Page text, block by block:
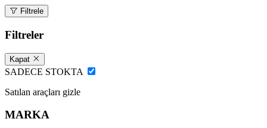
Filtrele
Filtreler
Kapat
SADECE STOKTA
Satılan araçları gizle
MARKA